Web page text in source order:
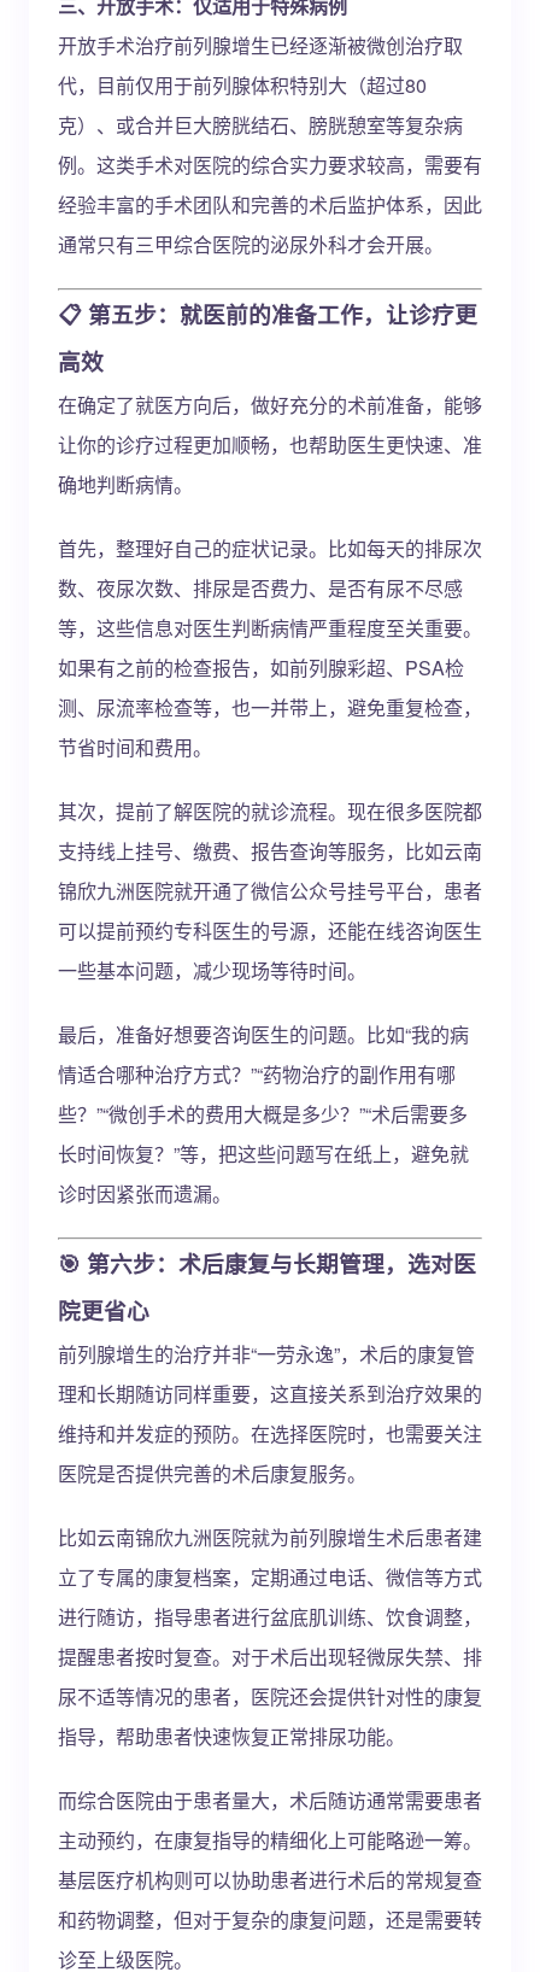
开放手术治疗前列腺增生已经逐渐被微创治疗取
代，目前仅用于前列腺体积特别大（超过80
克）、或合并巨大膀胱结石、膀胱憩室等复杂病
例。这类手术对医院的综合实力要求较高，需要有
经验丰富的手术团队和完善的术后监护体系，因此
通常只有三甲综合医院的泌尿外科才会开展。
📋 第五步：就医前的准备工作，让诊疗更
高效
在确定了就医方向后，做好充分的术前准备，能够
让你的诊疗过程更加顺畅，也帮助医生更快速、准
确地判断病情。
首先，整理好自己的症状记录。比如每天的排尿次
数、夜尿次数、排尿是否费力、是否有尿不尽感
等，这些信息对医生判断病情严重程度至关重要。
如果有之前的检查报告，如前列腺彩超、PSA检
测、尿流率检查等，也一并带上，避免重复检查，
节省时间和费用。
其次，提前了解医院的就诊流程。现在很多医院都
支持线上挂号、缴费、报告查询等服务，比如云南
锦欣九洲医院就开通了微信公众号挂号平台，患者
可以提前预约专科医生的号源，还能在线咨询医生
一些基本问题，减少现场等待时间。
最后，准备好想要咨询医生的问题。比如“我的病
情适合哪种治疗方式？”“药物治疗的副作用有哪
些？”“微创手术的费用大概是多少？”“术后需要多
长时间恢复？”等，把这些问题写在纸上，避免就
诊时因紧张而遗漏。
🎯 第六步：术后康复与长期管理，选对医
院更省心
前列腺增生的治疗并非“一劳永逸”，术后的康复管
理和长期随访同样重要，这直接关系到治疗效果的
维持和并发症的预防。在选择医院时，也需要关注
医院是否提供完善的术后康复服务。
比如云南锦欣九洲医院就为前列腺增生术后患者建
立了专属的康复档案，定期通过电话、微信等方式
进行随访，指导患者进行盆底肌训练、饮食调整，
提醒患者按时复查。对于术后出现轻微尿失禁、排
尿不适等情况的患者，医院还会提供针对性的康复
指导，帮助患者快速恢复正常排尿功能。
而综合医院由于患者量大，术后随访通常需要患者
主动预约，在康复指导的精细化上可能略逊一筹。
基层医疗机构则可以协助患者进行术后的常规复查
和药物调整，但对于复杂的康复问题，还是需要转
诊至上级医院。